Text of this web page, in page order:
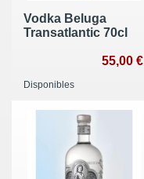
Vodka Beluga
Transatlantic 70cl
55,00 €
Disponibles